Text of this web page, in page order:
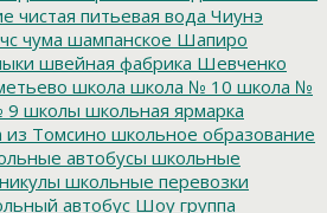
чистая питьевая вода Чиунэ
чс чума шампанское Шапиро
швейная фабрика Шевченко
школа школа № 10 школа №
9 школы школьная ярмарка
Томсино школьное образование
автобусы школьные
школьные перевозки
автобус Шоу группа